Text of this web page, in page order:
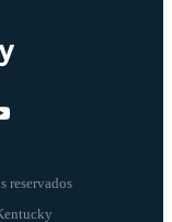
reservados